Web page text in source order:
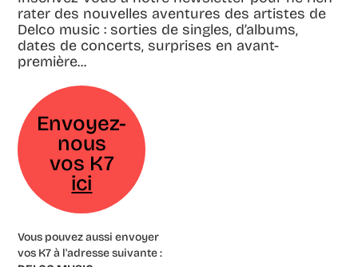
rater des nouvelles aventures des artistes de
Delco music : sorties de singles, d’albums,
dates de concerts, surprises en avant-
première...
Envoyez-
nous
vos K7
ici
Vous pouvez aussi envoyer
vos K7 à l'adresse suivante :